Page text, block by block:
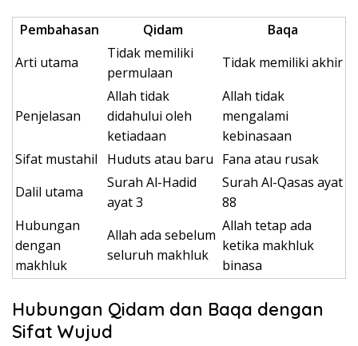
Pembahasan Qidam
Baqa
Arti utama
Tidak memiliki
permulaan
Tidak memiliki akhir
Penjelasan
Allah tidak
didahului oleh
ketiadaan
Allah tidak
mengalami
kebinasaan
Sifat mustahil
Huduts atau baru Fana atau rusak
Dalil utama
Surah Al-Hadid
ayat 3
Surah Al-Qasas ayat
88
Hubungan
dengan
makhluk
Allah ada sebelum
seluruh makhluk
Allah tetap ada
ketika makhluk
binasa
Hubungan Qidam dan Baqa dengan
Sifat Wujud